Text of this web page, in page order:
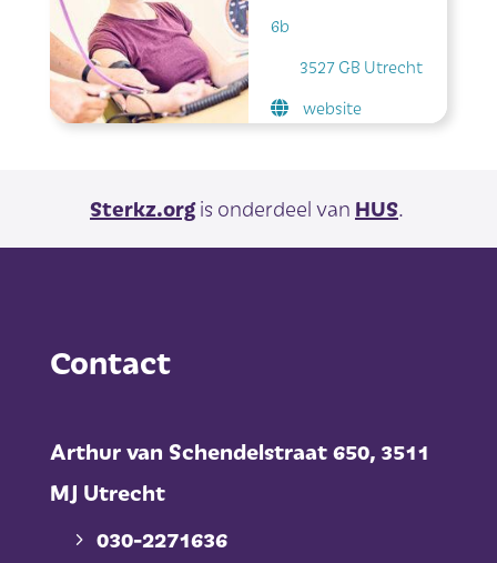
6b
3527 GB Utrecht
website
Sterkz.orgis onderdeel van HUS.
Contact
Arthur van Schendelstraat 650, 3511
MJ Utrecht
030-2271636